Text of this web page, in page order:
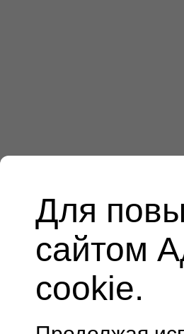
Для
сайтом
cookie.